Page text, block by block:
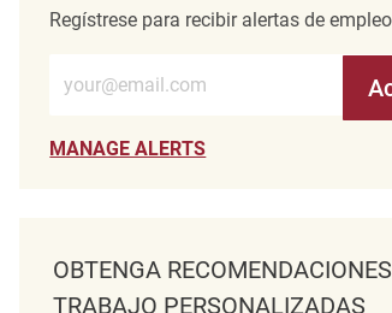
Regístrese para recibir alertas de empleo
Introduzca la dirección de correo
MANAGE ALERTS
OBTENGA
TRABAJO PERSONALIZADAS